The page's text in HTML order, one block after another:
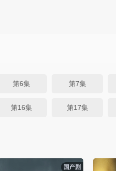
第6集 第7集
第16集 第17集
国产剧